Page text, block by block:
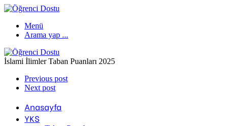
Menü
Arama yap ...
İslami İlimler Taban Puanları 2025
Previous post
Next post
Anasayfa
YKS